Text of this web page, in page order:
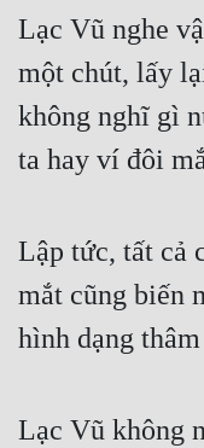
Lạc Vũ nghe
một chút, lấy
không nghĩ gì
ta hay ví đôi
Lập tức, tất cả
mắt cũng biến
hình dạng
Lạc Vũ không